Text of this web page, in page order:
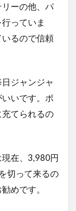
ーの他、パ
っていま
るので信頼
ジャンジャ
いです。ポ
てられるの
在、3,980円
切って来るの
めです。